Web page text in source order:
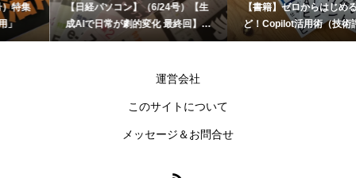
【日経パソコン】（6/24号）【生
成AIで日常が劇的変化 最終回】 A
I時代のアプリケーション／サービ
【書籍】ゼロからはじめる なるほ
ど！Copilot活用術（技術評論社）
運営会社
このサイトについて
メッセージ＆お問合せ